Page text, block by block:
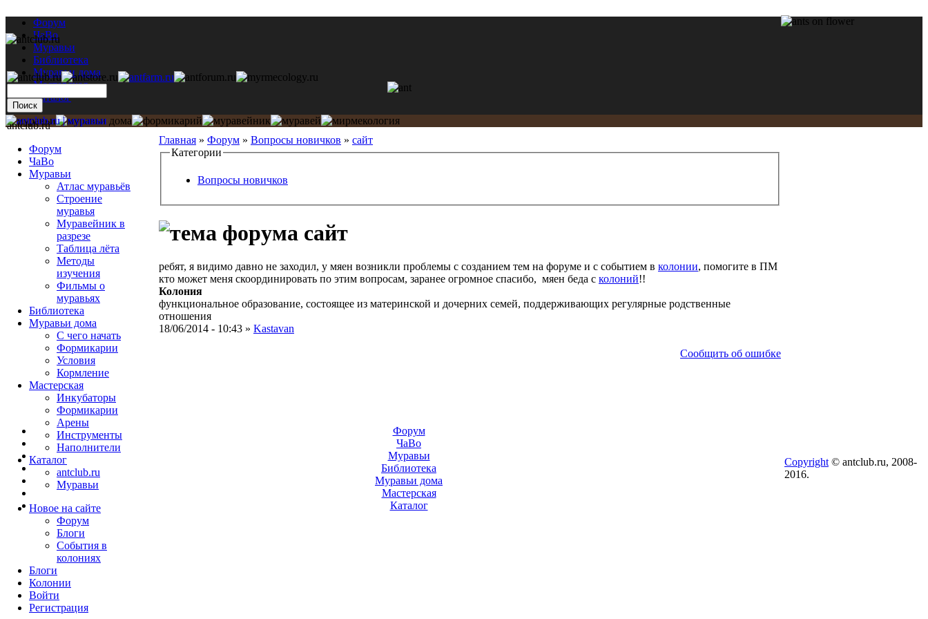
Форум
ЧаВо
Муравьи
Библиотека
Муравьи дома
Мастерская
Каталог
Главная » Форум » Вопросы новичков » сайт
Категории
Вопросы новичков
сайт
ребят, я видимо давно не заходил, у мяен возникли проблемы с созданием тем на форуме и с событием в колонии, помогите в ПМ
кто может меня скоординировать по этим вопросам, заранее огромное спасибо, мяен беда с колоний!!
Колония
функциональное образование, состоящее из материнской и дочерних семей, поддерживающих регулярные родственные
отношения
18/06/2014 - 10:43 » Kastavan
Сообщить об ошибке
antclub.ru
Форум
ЧаВо
Муравьи
Атлас муравьёв
Строение
муравья
Муравейник в
разрезе
Таблица лёта
Методы
изучения
Фильмы о
муравьях
Библиотека
Муравьи дома
С чего начать
Формикарии
Условия
Кормление
Мастерская
Инкубаторы
Формикарии
Арены
Инструменты
Наполнители
Каталог
antclub.ru
Муравьи
Новое на сайте
Форум
Блоги
События в
колониях
Блоги
Колонии
Войти
Peгиcтpaция
Форум
ЧаВо
Муравьи
Библиотека
Муравьи дома
Мастерская
Каталог
Copyright © antclub.ru, 2008-
2016.